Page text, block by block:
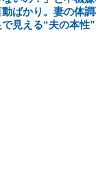
動ばかり。妻の体
で見える“夫の本性”